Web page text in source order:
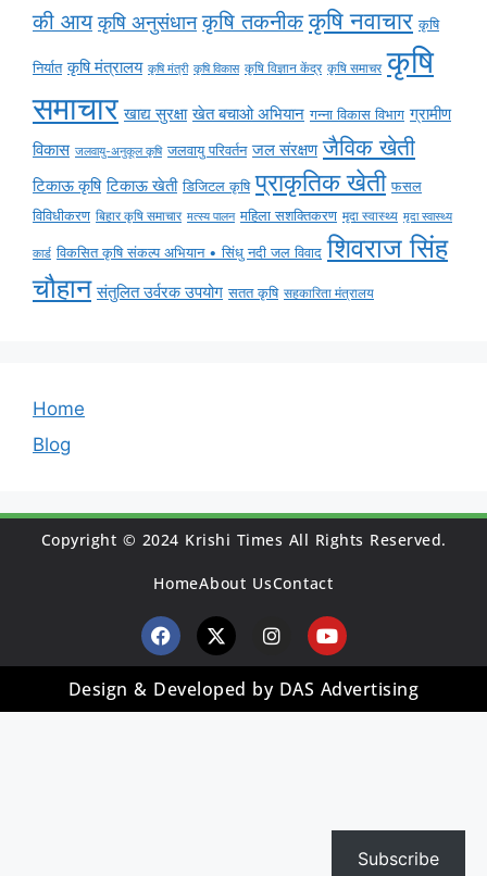
की आय कृषि अनुसंधान कृषि तकनीक कृषि नवाचार कृषि
निर्यात कृषि मंत्रालय कृषि मंत्री कृषि विकास कृषि विज्ञान केंद्र कृषि समाचर कृषि
समाचार खाद्य सुरक्षा खेत बचाओ अभियान गन्ना विकास विभाग ग्रामीण
विकास जलवायु-अनुकूल कृषि जलवायु परिवर्तन जल संरक्षण जैविक खेती
टिकाऊ कृषि टिकाऊ खेती डिजिटल कृषि प्राकृतिक खेती फसल
विविधीकरण बिहार कृषि समाचार मत्स्य पालन महिला सशक्तिकरण मृदा स्वास्थ्य मृदा स्वास्थ्य
कार्ड विकसित कृषि संकल्प अभियान • सिंधु नदी जल विवाद शिवराज सिंह
चौहान संतुलित उर्वरक उपयोग सतत कृषि सहकारिता मंत्रालय
Home
Blog
Copyright © 2024 Krishi Times All Rights Reserved.
HomeAbout UsContact
Design & Developed by DAS Advertising
Subscribe